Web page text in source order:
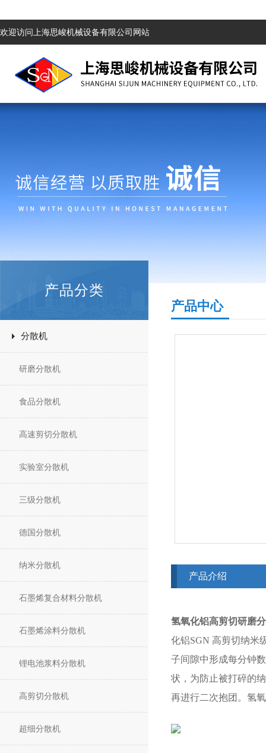
欢迎访问上海思峻机械设备有限公司网站
产品分类
分散机
研磨分散机
食品分散机
高速剪切分散机
实验室分散机
三级分散机
德国分散机
纳米分散机
石墨烯复合材料分散机
石墨烯涂料分散机
锂电池浆料分散机
高剪切分散机
超细分散机
产品中心
产品介绍
氢氧化铝高剪切研磨
化铝SGN 高剪切纳米
子间隙中形成每分钟
状，为防止被打碎的
再进行二次抱团。氢